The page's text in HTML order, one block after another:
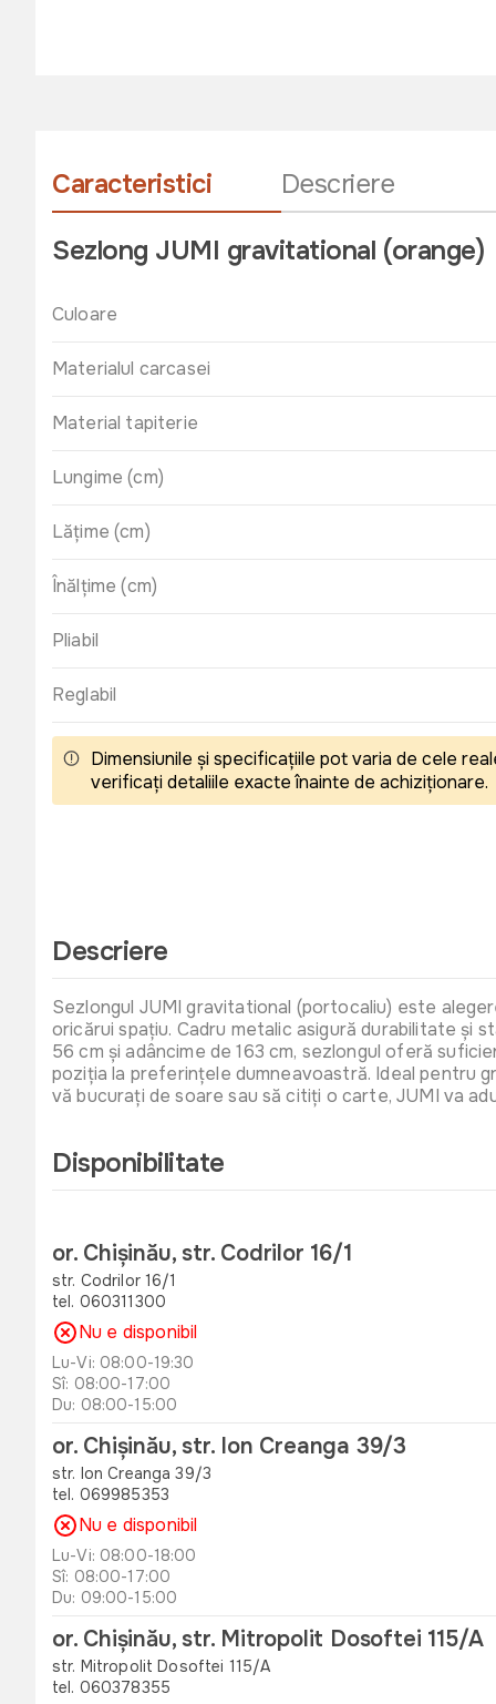
Caracteristici Descriere
Sezlong JUMI gravitational (orange)
Culoare
Materialul carcasei
Material tapiterie
Lungime (cm)
Lățime (cm)
Înălțime (cm)
Pliabil
Reglabil
Dimensiunile și specificațiile pot varia de cele
verificați detaliile exacte înainte de achiziționare.
Descriere
Sezlongul JUMI gravitational (portocaliu) este
oricărui spațiu. Cadru metalic asigură durabilitate și
56 cm și adâncime de 163 cm, sezlongul oferă
poziția la preferințele dumneavoastră. Ideal pentru
vă bucurați de soare sau să citiți o carte, JUMI va
Disponibilitate
or. Chișinău, str. Codrilor 16/1
str. Codrilor 16/1
tel. 060311300
Nu e disponibil
Lu-Vi: 08:00-19:30
Sî: 08:00-17:00
Du: 08:00-15:00
or. Chișinău, str. Ion Creanga 39/3
str. Ion Creanga 39/3
tel. 069985353
Nu e disponibil
Lu-Vi: 08:00-18:00
Sî: 08:00-17:00
Du: 09:00-15:00
or. Chișinău, str. Mitropolit Dosoftei 115/A
str. Mitropolit Dosoftei 115/A
tel. 060378355